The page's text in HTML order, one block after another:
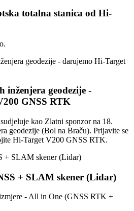
totalna stanica od Hi-
inženjera geodezije -
GNSS RTK
kao Zlatni sponzor na 18.
geodezije (Bol na Braču). Prijavite se
Hi-Target V200 GNSS RTK.
+ SLAM skener (Lidar)
- All in One (GNSS RTK +